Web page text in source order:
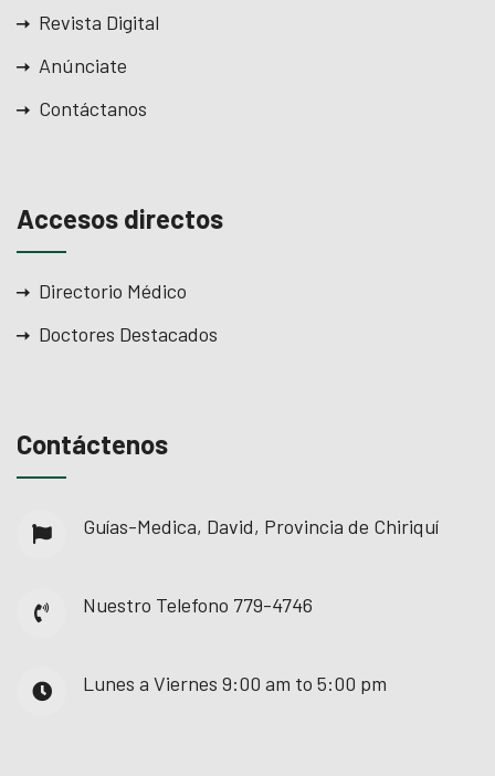
güncel giriş
Revista Digital
Anúnciate
Contáctanos
Accesos directos
Directorio Médico
Doctores Destacados
Contáctenos
Guías-Medica, David, Provincia de Chiriquí
Nuestro Telefono 779-4746
Lunes a Viernes 9:00 am to 5:00 pm